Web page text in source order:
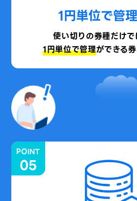
1円単位で管
使い切りの券種だけで
1円単位で管理ができる
POINT
05